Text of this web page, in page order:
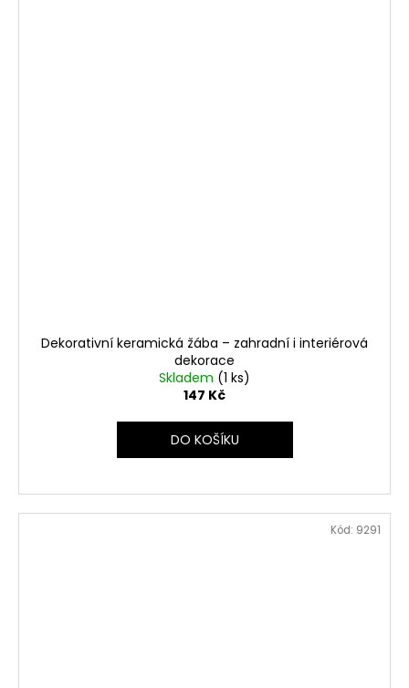
Dekorativní keramická žába – zahradní i interiérová
dekorace
Skladem (1 ks)
147 Kč
DO KOŠÍKU
Kód: 9291